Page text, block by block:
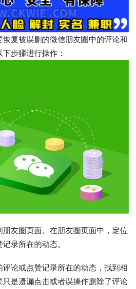
复被误删的微信朋友圈中的评论和
步骤进行操作：
友圈页面。在朋友圈页面中，定位
录所在的动态。
论或点赞记录所在的动态，找到相
是遗漏点击或者误操作删除了评论